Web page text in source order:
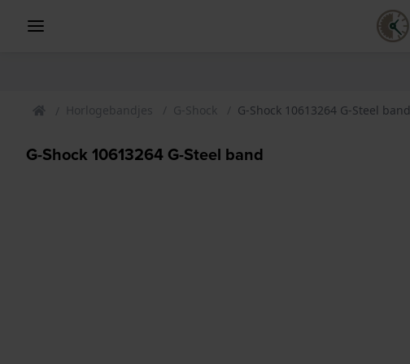
Horlogebandjes G-Shock G-Shock 10613264 G-Steel band
G-Shock 10613264 G-Steel band